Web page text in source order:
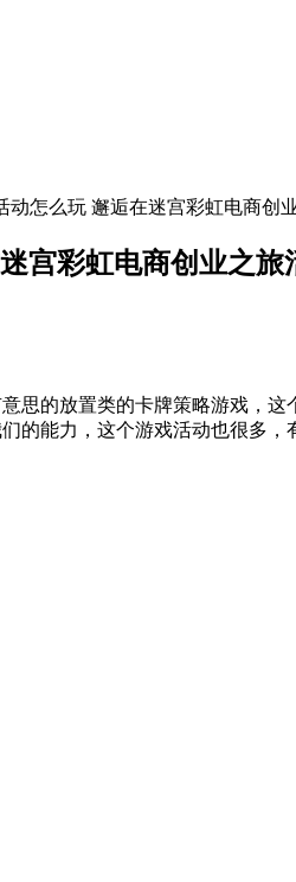
动怎么玩 邂逅在迷宫彩虹电商创
宫彩虹电商创业之旅
的放置类的卡牌策略游戏，这
的能力，这个游戏活动也很多